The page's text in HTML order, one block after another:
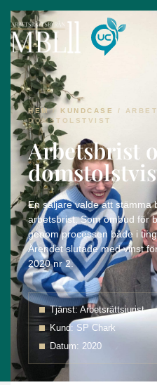
Tjänst: Arbetsrättsjurist
Kund: SP Chark
Datum: 2020
HEM/ KUNDCASE /
DOMSTOLSTVIST
Arbetsbrist
En säljare valde att stämma
arbetsbrist. Som ombud för
genom processen både i
Ärendet slutade med vinst
2020 nr 2.